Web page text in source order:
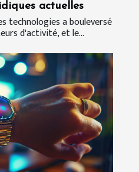
actuelles
technologies a bouleversé
d'activité, et le...